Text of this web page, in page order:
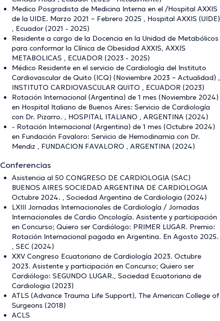
Medico Posgradista de Medicina Interna en el /Hospital AXXIS
de la UIDE. Marzo 2021 – Febrero 2025 , Hospital AXXIS (UIDE)
, Ecuador (2021 - 2025)
Residente a cargo de la Docencia en la Unidad de Metabólicos
para conformar la Clínica de Obesidad AXXIS, AXXIS
METABOLICAS , ECUADOR (2023 - 2025)
Médico Residente en el servicio de Cardiología del Instituto
Cardiovascular de Quito (ICQ) (Noviembre 2023 – Actualidad) ,
INSTITUTO CARDIOVASCULAR QUITO , ECUADOR (2023)
Rotación Internacional (Argentina) de 1 mes (Noviembre 2024)
en Hospital Italiano de Buenos Aires: Servicio de Cardiología
con Dr. Pizarro. , HOSPITAL ITALIANO , ARGENTINA (2024)
- Rotación Internacional (Argentina) de 1 mes (Octubre 2024)
en Fundación Favaloro: Servicio de Hemodinamia con Dr.
Mendiz , FUNDACION FAVALORO , ARGENTINA (2024)
Conferencias
Asistencia al 50 CONGRESO DE CARDIOLOGIA (SAC)
BUENOS AIRES SOCIEDAD ARGENTINA DE CARDIOLOGIA
Octubre 2024. , Sociedad Argentina de Cardiologia (2024)
LXIII Jornadas Internacionales de Cardiología / Jornadas
Internacionales de Cardio Oncología. Asistente y participación
en Concurso; Quiero ser Cardiólogo: PRIMER LUGAR. Premio:
Rotación Internacional pagada en Argentina. En Agosto 2025.
, SEC (2024)
XXV Congreso Ecuatoriano de Cardiología 2023. Octubre
2023. Asistente y participación en Concurso; Quiero ser
Cardiólogo: SEGUNDO LUGAR., Sociedad Ecuatoriana de
Cardiologia (2023)
ATLS (Advance Trauma Life Support), The American College of
Surgeons (2018)
ACLS